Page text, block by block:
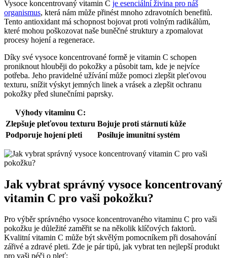
Vysoce koncentrovaný vitamin C je esenciální živina pro náš
organismus, která nám může přinést mnoho zdravotních benefitů.
Tento antioxidant má schopnost bojovat proti volným radikálům,
které mohou poškozovat naše buněčné struktury a zpomalovat
procesy hojení a regenerace.
Díky své vysoce koncentrované formě je vitamin C schopen
proniknout hlouběji do pokožky a působit tam, kde je nejvíce
potřeba. Jeho pravidelné užívání může pomoci zlepšit pleťovou
texturu, snížit výskyt jemných linek a vrásek a zlepšit ochranu
pokožky před slunečními paprsky.
Výhody vitaminu C:
Zlepšuje pleťovou texturu Bojuje proti stárnutí kůže
Podporuje hojení pleti
Posiluje imunitní systém
Jak vybrat správný vysoce koncentrovaný
vitamin C pro vaši pokožku?
Pro výběr správného vysoce koncentrovaného vitaminu C pro vaši
pokožku je důležité zaměřit se na několik klíčových faktorů.
Kvalitní vitamin C může být skvělým pomocníkem při dosahování
zářivé a zdravé pleti. Zde je pár tipů, jak vybrat ten nejlepší produkt
pro vaši péči o pleť: